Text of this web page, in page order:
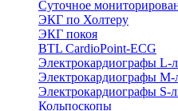
Суточное
ЭКГ по Холтеру
ЭКГ покоя
BTL CardioPoint-ECG
Электрокардиографы L-
Электрокардиографы
Электрокардиографы S-
Кольпоскопы